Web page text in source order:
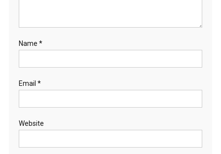
Name *
Email *
Website